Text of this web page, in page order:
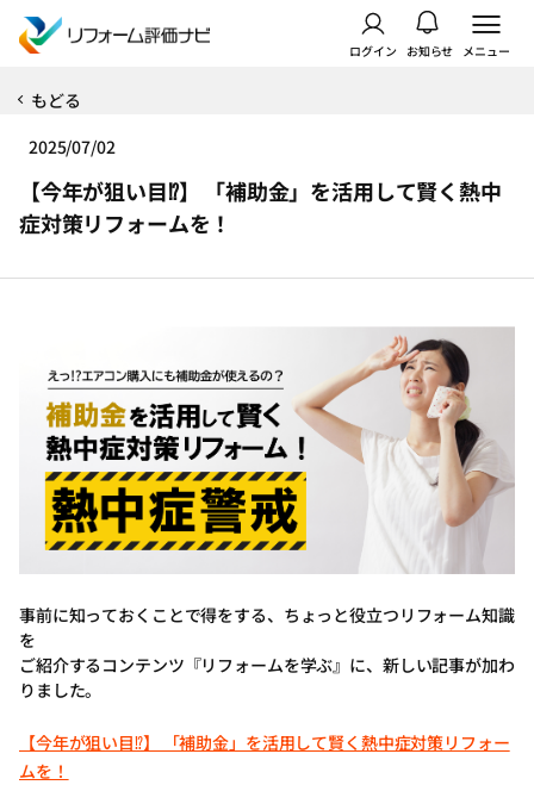
ログイン お知らせ メニュー
もどる
2025/07/02
【今年が狙い目⁉】 「補助金」を活用して賢く熱中
症対策リフォームを！
事前に知っておくことで得をする、ちょっと役立つリフォーム知識
を
ご紹介するコンテンツ『リフォームを学ぶ』に、新しい記事が加わ
りました。
【今年が狙い目⁉】 「補助金」を活用して賢く熱中症対策リフォー
ムを！